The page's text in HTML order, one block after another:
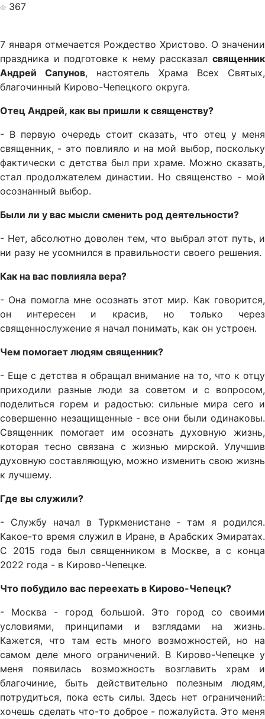
367
7 января отмечается Рождество Христово. О значении
праздника и подготовке к нему рассказал священник
Андрей Сапунов, настоятель Храма Всех Святых,
благочинный Кирово-Чепецкого округа.
Отец Андрей, как вы пришли к священству?
- В первую очередь стоит сказать, что отец у меня
священник, - это повлияло и на мой выбор, поскольку
фактически с детства был при храме. Можно сказать,
стал продолжателем династии. Но священство - мой
осознанный выбор.
Были ли у вас мысли сменить род деятельности?
- Нет, абсолютно доволен тем, что выбрал этот путь, и
ни разу не усомнился в правильности своего решения.
Как на вас повлияла вера?
- Она помогла мне осознать этот мир. Как говорится,
он интересен и красив, но только через
священнослужение я начал понимать, как он устроен.
Чем помогает людям священник?
- Еще с детства я обращал внимание на то, что к отцу
приходили разные люди за советом и с вопросом,
поделиться горем и радостью: сильные мира сего и
совершенно незащищенные - все они были одинаковы.
Священник помогает им осознать духовную жизнь,
которая тесно связана с жизнью мирской. Улучшив
духовную составляющую, можно изменить свою жизнь
к лучшему.
Где вы служили?
- Службу начал в Туркменистане - там я родился.
Какое-то время служил в Иране, в Арабских Эмиратах.
С 2015 года был священником в Москве, а с конца
2022 года - в Кирово-Чепецке.
Что побудило вас переехать в Кирово-Чепецк?
- Москва - город большой. Это город со своими
условиями, принципами и взглядами на жизнь.
Кажется, что там есть много возможностей, но на
самом деле много ограничений. В Кирово-Чепецке у
меня появилась возможность возглавить храм и
благочиние, быть действительно полезным людям,
потрудиться, пока есть силы. Здесь нет ограничений:
хочешь сделать что-то доброе - пожалуйста. Это меня